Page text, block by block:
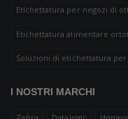
Etichettatura per negozi di
Etichettatura alimentare
Soluzioni di etichettatura
I NOSTRI MARCHI